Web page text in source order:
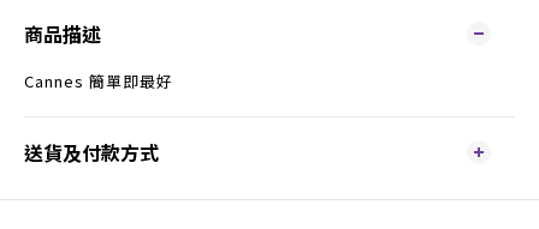
商品描述
Cannes 簡單即最好
送貨及付款方式